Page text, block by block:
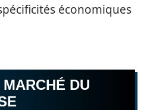
économiques
DU